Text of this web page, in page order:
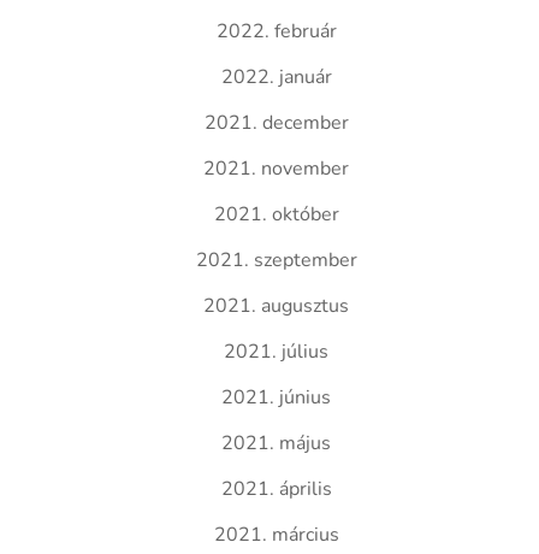
2022. február
2022. január
2021. december
2021. november
2021. október
2021. szeptember
2021. augusztus
2021. július
2021. június
2021. május
2021. április
2021. március